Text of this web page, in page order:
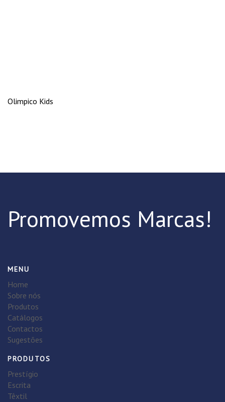
Olimpico Kids
Promovemos Marcas!
MENU
Home
Sobre nós
Produtos
Catálogos
Contactos
Sugestões
PRODUTOS
Prestígio
Escrita
Têxtil